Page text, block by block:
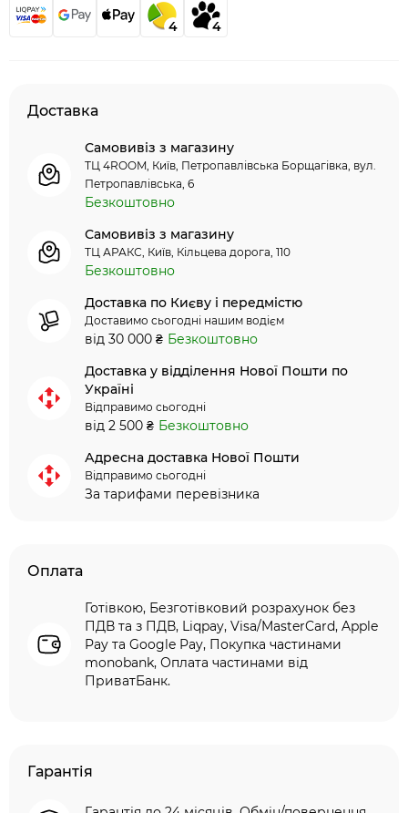
4 4
Доставка
Самовивіз з магазину
ТЦ 4ROOM, Київ, Петропавлівська Борщагівка, вул.
Петропавлівська, 6
Безкоштовно
Самовивіз з магазину
ТЦ АРАКС, Київ, Кільцева дорога, 110
Безкоштовно
Доставка по Києву і передмістю
Доставимо сьогодні нашим водієм
від 30 000 ₴ Безкоштовно
Доставка у відділення Нової Пошти по
Україні
Відправимо сьогодні
від 2 500 ₴ Безкоштовно
Адресна доставка Нової Пошти
Відправимо сьогодні
За тарифами перевізника
Оплата
Готівкою, Безготівковий розрахунок без
ПДВ та з ПДВ, Liqpay, Visa/MasterCard, Apple
Pay та Google Pay, Покупка частинами
monobank, Оплата частинами від
ПриватБанк.
Гарантія